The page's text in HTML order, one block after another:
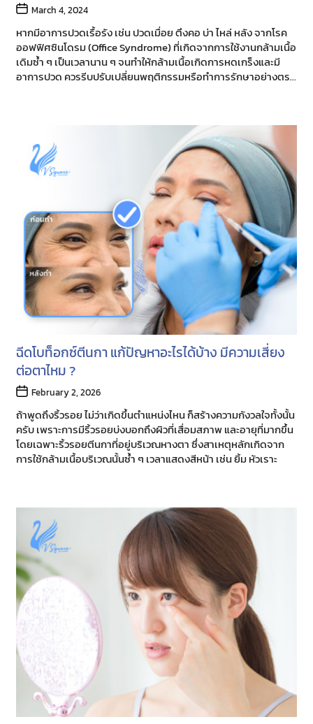
Post
date
March 4, 2024
หากมีอาการปวดเรื้อรัง เช่น ปวดเมื่อย ตึงคอ บ่า ไหล่ หลัง จากโรค
ออฟฟิศซินโดรม (Office Syndrome) ที่เกิดจากการใช้งานกล้ามเนื้อ
เดิมซ้ำ ๆ เป็นเวลานาน ๆ จนทำให้กล้ามเนื้อเกิดการหดเกร็งและมี
อาการปวด ควรรีบปรับเปลี่ยนพฤติกรรมหรือทำการรักษาอย่างตรง
ฉีดโบท็อกซ์ตีนกา แก้ปัญหาอะไรได้บ้าง มีความเสี่ยง
ต่อตาไหม ?
Post
date
February 2, 2026
ถ้าพูดถึงริ้วรอย ไม่ว่าเกิดขึ้นตำแหน่งไหน ก็สร้างความกังวลใจทั้งนั้น
ครับ เพราะการมีริ้วรอยบ่งบอกถึงผิวที่เสื่อมสภาพ และอายุที่มากขึ้น
โดยเฉพาะริ้วรอยตีนกาที่อยู่บริเวณหางตา ซึ่งสาเหตุหลักเกิดจาก
การใช้กล้ามเนื้อบริเวณนั้นซ้ำ ๆ เวลาแสดงสีหน้า เช่น ยิ้ม หัวเราะ